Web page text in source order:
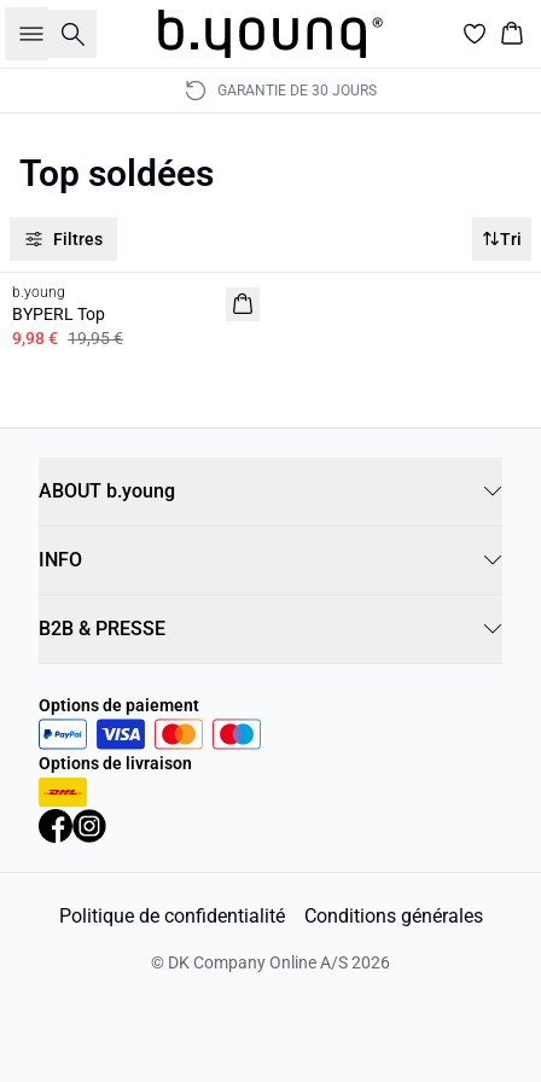
Rechercher
GARANTIE DE 30 JOURS
Top soldées
Filtres Tri
50%
b.young
BYPERL Top
9,98 € 19,95 €
ABOUT b.young
INFO
B2B & PRESSE
Options de paiement
Options de livraison
Politique de confidentialité Conditions générales
© DK Company Online A/S2026